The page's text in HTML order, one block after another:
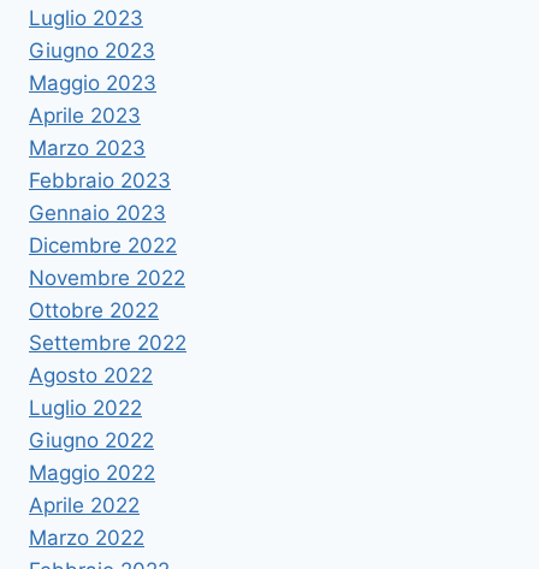
Luglio 2023
Giugno 2023
Maggio 2023
Aprile 2023
Marzo 2023
Febbraio 2023
Gennaio 2023
Dicembre 2022
Novembre 2022
Ottobre 2022
Settembre 2022
Agosto 2022
Luglio 2022
Giugno 2022
Maggio 2022
Aprile 2022
Marzo 2022